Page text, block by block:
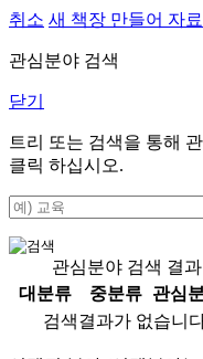
취소 새 책장 만들어 자료
관심분야 검색
닫기
트리 또는 검색을 통해
클릭 하십시오.
관심분야 검색 결과
대분류
중분류
관심
검색결과가 없습니